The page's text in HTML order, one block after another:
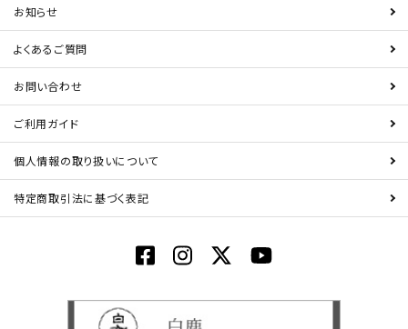
お知らせ
よくあるご質問
お問い合わせ
ご利用ガイド
個人情報の取り扱いについて
特定商取引法に基づく表記